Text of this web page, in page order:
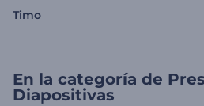
Timo
En la categoría de
Diapositivas